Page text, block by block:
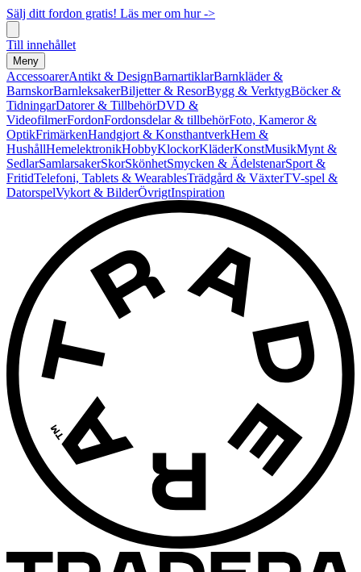
Sälj ditt fordon gratis! Läs mer om hur ->
Till innehållet
Meny
AccessoarerAntikt & DesignBarnartiklarBarnkläder &
BarnskorBarnleksakerBiljetter & ResorBygg & VerktygBöcker &
TidningarDatorer & TillbehörDVD &
VideofilmerFordonFordonsdelar & tillbehörFoto, Kameror &
OptikFrimärkenHandgjort & KonsthantverkHem &
HushållHemelektronikHobbyKlockorKläderKonstMusikMynt &
SedlarSamlarsakerSkorSkönhetSmycken & ÄdelstenarSport &
FritidTelefoni, Tablets & WearablesTrädgård & VäxterTV-spel &
DatorspelVykort & BilderÖvrigtInspiration